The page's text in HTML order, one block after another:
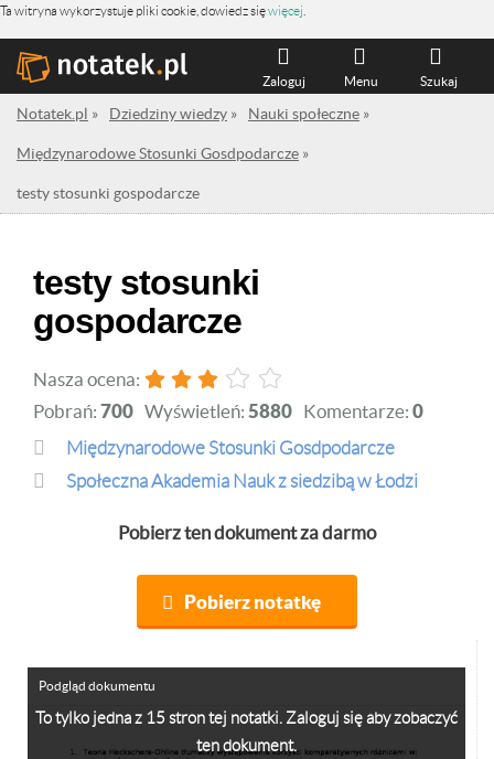
Ta witryna wykorzystuje pliki cookie, dowiedz sięwięcej
Szukaj
Menu
Zaloguj
Notatek.pl » Dziedziny wiedzy » Nauki społeczne »
Międzynarodowe Stosunki Gosdpodarcze »
testy stosunki gospodarcze
testy stosunki
gospodarcze
Nasza ocena:
Pobrań: 700 Wyświetleń: 5880 Komentarze: 0
Międzynarodowe Stosunki Gosdpodarcze
Społeczna Akademia Nauk z siedzibą w Łodzi
Pobierz ten dokument za darmo
Pobierz notatkę
To tylko jedna z 15 stron tej notatki. Zaloguj się aby zobaczyć
ten dokument.
Podgląd dokumentu